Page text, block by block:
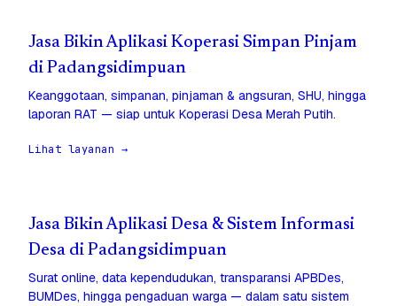
Jasa Bikin Aplikasi Koperasi Simpan Pinjam
di Padangsidimpuan
Keanggotaan, simpanan, pinjaman & angsuran, SHU, hingga
laporan RAT — siap untuk Koperasi Desa Merah Putih.
Lihat layanan →
Jasa Bikin Aplikasi Desa & Sistem Informasi
Desa di Padangsidimpuan
Surat online, data kependudukan, transparansi APBDes,
BUMDes, hingga pengaduan warga — dalam satu sistem